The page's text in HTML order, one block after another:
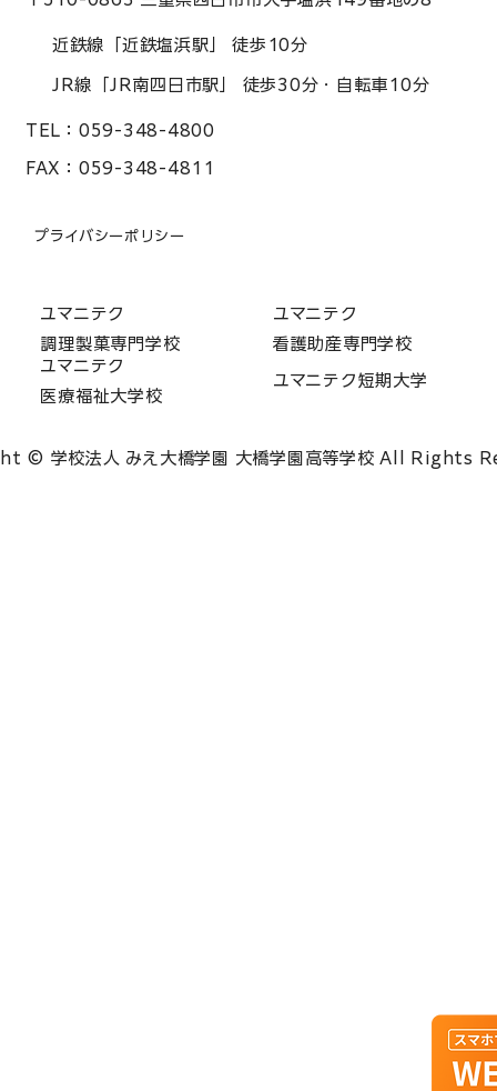
近鉄線「近鉄塩浜駅」 徒歩10分
JR線「JR南四日市駅」 徒歩30分・自転車10分
TEL： 059-348-4800
FAX： 059-348-4811
プライバシーポリシー
ユマニテク
調理製菓専門学校
ユマニテク
看護助産専門学校
ユマニテク
医療福祉大学校
ユマニテク短期大学
© 学校法人 みえ大橋学園 大橋学園高等学校 All Rights